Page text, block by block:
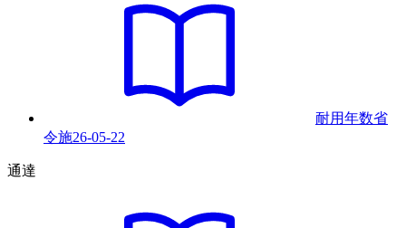
耐用年数省
令施26-05-22
通達